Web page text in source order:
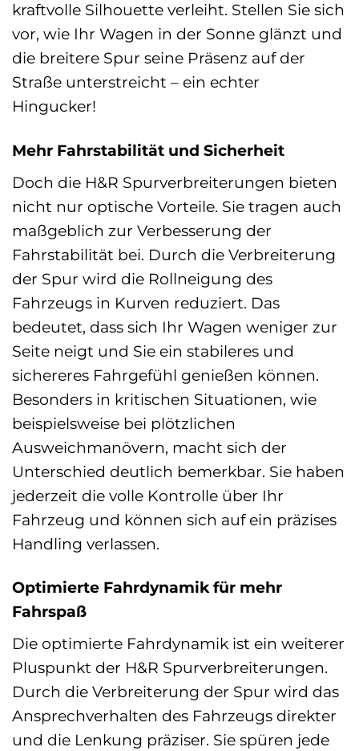
kraftvolle Silhouette verleiht. Stellen Sie sich
vor, wie Ihr Wagen in der Sonne glänzt und
die breitere Spur seine Präsenz auf der
Straße unterstreicht – ein echter
Hingucker!
Mehr Fahrstabilität und Sicherheit
Doch die H&R Spurverbreiterungen bieten
nicht nur optische Vorteile. Sie tragen auch
maßgeblich zur Verbesserung der
Fahrstabilität bei. Durch die Verbreiterung
der Spur wird die Rollneigung des
Fahrzeugs in Kurven reduziert. Das
bedeutet, dass sich Ihr Wagen weniger zur
Seite neigt und Sie ein stabileres und
sichereres Fahrgefühl genießen können.
Besonders in kritischen Situationen, wie
beispielsweise bei plötzlichen
Ausweichmanövern, macht sich der
Unterschied deutlich bemerkbar. Sie haben
jederzeit die volle Kontrolle über Ihr
Fahrzeug und können sich auf ein präzises
Handling verlassen.
Optimierte Fahrdynamik für mehr
Fahrspaß
Die optimierte Fahrdynamik ist ein weiterer
Pluspunkt der H&R Spurverbreiterungen.
Durch die Verbreiterung der Spur wird das
Ansprechverhalten des Fahrzeugs direkter
und die Lenkung präziser. Sie spüren jede